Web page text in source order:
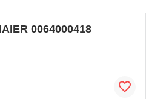
0064000418